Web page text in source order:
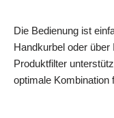
Die Bedienung ist
Handkurbel oder über
Produktfilter
optimale Kombination